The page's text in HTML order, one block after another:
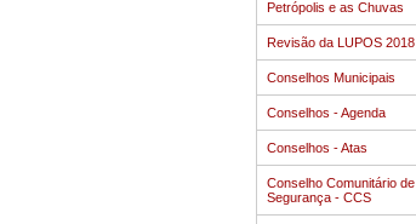
Petrópolis e as Chuvas
Revisão da LUPOS 2018
Conselhos Municipais
Conselhos - Agenda
Conselhos - Atas
Conselho Comunitário de
Segurança - CCS